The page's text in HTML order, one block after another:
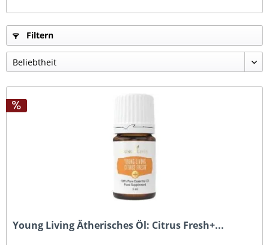
Filtern
Young Living Ätherisches Öl: Citrus Fresh+...